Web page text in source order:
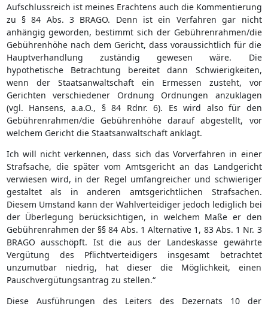
Aufschlussreich ist meines Erachtens auch die Kommentierung
zu § 84 Abs. 3 BRAGO. Denn ist ein Verfahren gar nicht
anhängig geworden, bestimmt sich der Gebührenrahmen/die
Gebührenhöhe nach dem Gericht, dass voraussichtlich für die
Hauptverhandlung zuständig gewesen wäre. Die
hypothetische Betrachtung bereitet dann Schwierigkeiten,
wenn der Staatsanwaltschaft ein Ermessen zusteht, vor
Gerichten verschiedener Ordnung Ordnungen anzuklagen
(vgl. Hansens, a.a.O., § 84 Rdnr. 6). Es wird also für den
Gebührenrahmen/die Gebührenhöhe darauf abgestellt, vor
welchem Gericht die Staatsanwaltschaft anklagt.
Ich will nicht verkennen, dass sich das Vorverfahren in einer
Strafsache, die später vom Amtsgericht an das Landgericht
verwiesen wird, in der Regel umfangreicher und schwieriger
gestaltet als in anderen amtsgerichtlichen Strafsachen.
Diesem Umstand kann der Wahlverteidiger jedoch lediglich bei
der Überlegung berücksichtigen, in welchem Maße er den
Gebührenrahmen der §§ 84 Abs. 1 Alternative 1, 83 Abs. 1 Nr. 3
BRAGO ausschöpft. Ist die aus der Landeskasse gewährte
Vergütung des Pflichtverteidigers insgesamt betrachtet
unzumutbar niedrig, hat dieser die Möglichkeit, einen
Pauschvergütungsantrag zu stellen.“
Diese Ausführungen des Leiters des Dezernats 10 der